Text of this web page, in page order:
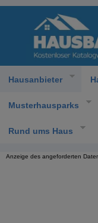
Hausanbieter
Musterhausparks
Rund ums Haus
Anzeige des angeforderten